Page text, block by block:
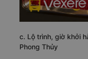
c. Lộ trình, giờ khởi
Phong Thủy